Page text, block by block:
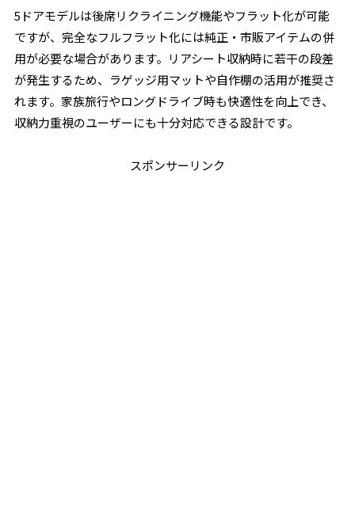
5ドアモデルは後席リクライニング機能やフラット化が可能
ですが、完全なフルフラット化には純正・市販アイテムの併
用が必要な場合があります。リアシート収納時に若干の段差
が発生するため、ラゲッジ用マットや自作棚の活用が推奨さ
れます。家族旅行やロングドライブ時も快適性を向上でき、
収納力重視のユーザーにも十分対応できる設計です。
スポンサーリンク